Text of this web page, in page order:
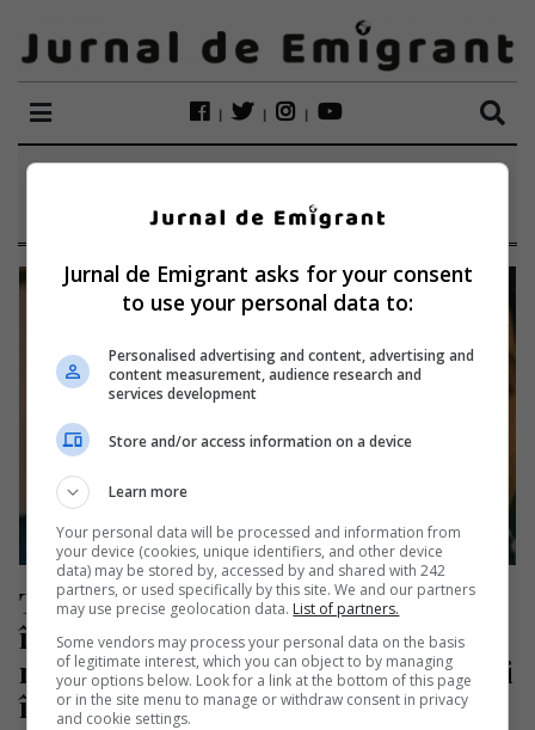
BOBI COVACI
Tânăr adoptat de mic în străinătate,
își caută familia din România: „Vă
rog să mă ajutați și să îmi fiți alături
în căutarea rădăcinilor mele”
Jurnal de Emigrant asks for your consent
to use your personal data to:
Personalised advertising and content, advertising and
content measurement, audience research and
services development
Store and/or access information on a device
Learn more
Your personal data will be processed and information from
your device (cookies, unique identifiers, and other device
data) may be stored by, accessed by and shared with 242
partners, or used specifically by this site. We and our partners
may use precise geolocation data. List of partners.
Some vendors may process your personal data on the basis
of legitimate interest, which you can object to by managing
your options below. Look for a link at the bottom of this page
or in the site menu to manage or withdraw consent in privacy
and cookie settings.